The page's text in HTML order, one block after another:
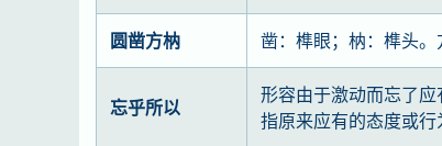
圆凿方枘 凿：榫眼；枘：榫头。
忘乎所以
形容由于激动而忘了应
指原来应有的态度或行